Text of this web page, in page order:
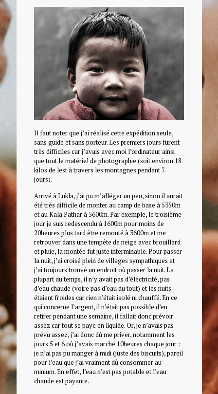
Il faut noter que j’ai réalisé cette expédition seule,
sans guide et sans porteur. Les premiers jours furent
très difficiles car j’avais avec moi l’ordinateur ainsi
que tout le matériel de photographie (soit environ 18
kilos de lest à travers les montagnes pendant 7
jours).
Arrivé à Lukla, j’ai pu m’alléger un peu, sinon il aurait
été très difficile de monter au camp de base à 5350m
et au Kala Pathar à 5600m. Par exemple, le troisième
jour je suis redescendu à 1600m pour moins de
20heures plus tard être remonté à 3600m et me
retrouver dans une tempête de neige avec brouillard
et pluie, la montée fut juste interminable. Pour passer
la nuit, j’ai croisé plein de villages sympathiques et
j’ai toujours trouvé un endroit où passer la nuit. La
plupart du temps, il n’y avait pas d’électricité, pas
d’eau chaude (voire pas d’eau du tout) et les nuits
étaient froides car rien n’était isolé ni chauffé. En ce
qui concerne l’argent, il n’était pas possible d’en
retirer pendant une semaine, il fallait donc prévoir
assez car tout se paye en liquide. Or, je n’avais pas
prévu assez, j’ai donc dû me priver, notamment les
jours 5 et 6 où j’avais marché 10heures chaque jour :
je n’ai pas pu manger à midi (juste des biscuits), pareil
pour l’eau que j’ai vraiment dû consommer au
minium. En effet, l’eau n’est pas potable et l’eau
chaude est payante.